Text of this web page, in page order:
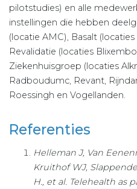
pilotstudies) en alle
instellingen die hebben
(locatie AMC), Basalt
Revalidatie (locaties
Ziekenhuisgroep (locaties
Radboudumc, Revant,
Roessingh en Vogellanden.
Referenties
Helleman J, Van
Kruithof WJ,
H., et al. Telehealth as